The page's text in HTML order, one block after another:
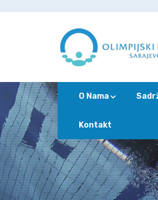
O Nama
Kontakt